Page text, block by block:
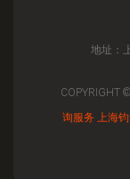
地址：
COPYRIGHT
询服务 上海